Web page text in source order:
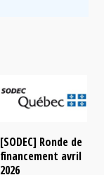
[SODEC] Ronde de
financement avril
2026